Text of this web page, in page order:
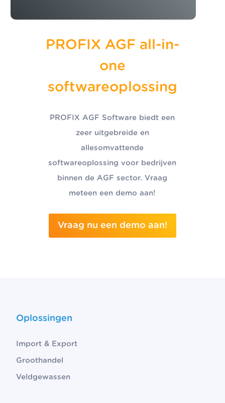
PROFIX AGF all-in-
one
softwareoplossing
PROFIX AGF Software biedt een
zeer uitgebreide en
allesomvattende
softwareoplossing voor bedrijven
binnen de AGF sector. Vraag
meteen een demo aan!
Vraag nu een demo aan!
Oplossingen
Import & Export
Groothandel
Veldgewassen